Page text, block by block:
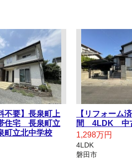
不要】長泉町上
住宅 長泉町立
町立北中学校
【リフォーム
間 4LDK 中
1,298万円
4LDK
磐田市